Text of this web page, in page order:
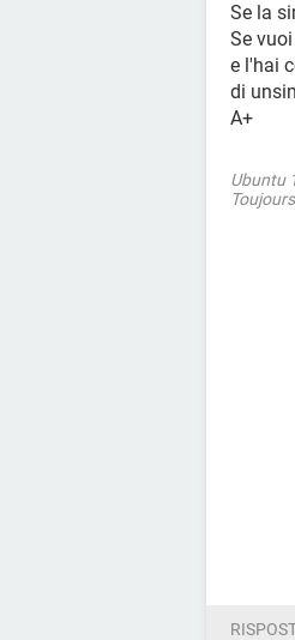
Se la
Se
e l'hai
di
A+
Ubuntu